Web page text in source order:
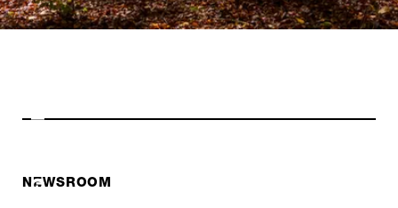
NACHHALTIGKEIT
NEWSROOM